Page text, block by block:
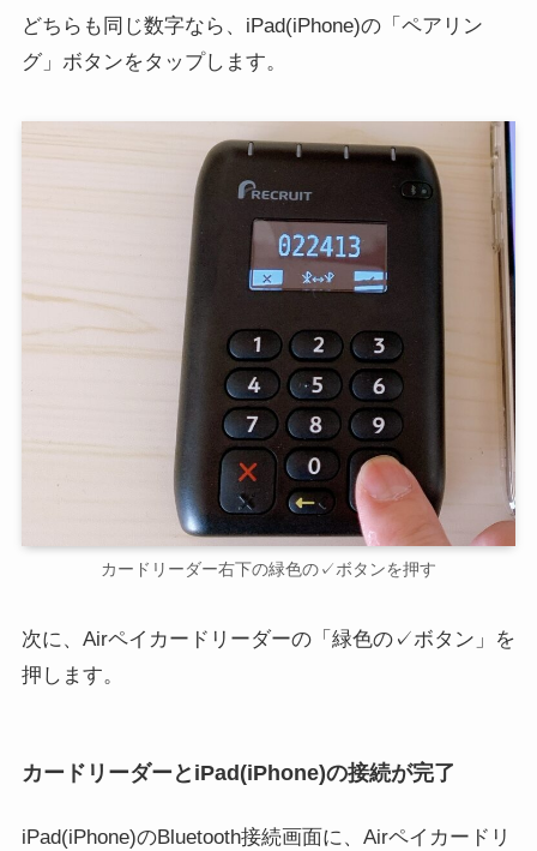
どちらも同じ数字なら、iPad(iPhone)の「ペアリン
グ」ボタンをタップします。
カードリーダー右下の緑色の✓ボタンを押す
次に、Airペイカードリーダーの「緑色の✓ボタン」を
押します。
カードリーダーとiPad(iPhone)の接続が完了
iPad(iPhone)のBluetooth接続画面に、Airペイカードリ